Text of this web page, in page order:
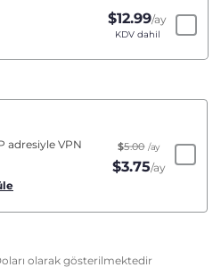
$12.99/ay
KDV dahil
adresiyle VPN
$5.00 /ay
$3.75/ay
olarak gösterilmektedir